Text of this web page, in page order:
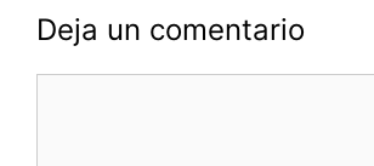
Deja un comentario